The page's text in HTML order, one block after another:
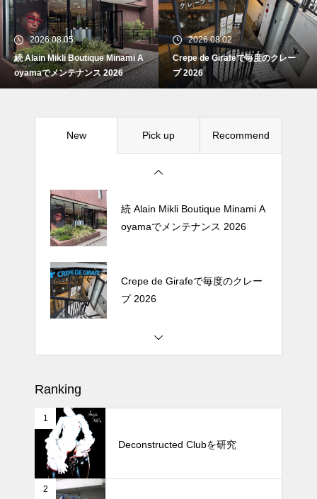
2026.08.05
続 Alain Mikli Boutique Minami A
oyamaでメンテナンス 2026
2026.08.02
Crepe de Girafeで毎度のクレー
プ 2026
New Pick up Recommend
oyamaでメンテナンス 2026
Crepe de Girafeで毎度のクレー
プ 2026
続 Alain Mikli Boutique Minami A
oyamaでメンテナンス 2026
Crepe de Girafeで毎度のクレー
プ 2026
oyamaでメンテナンス 2026
Ranking
1
Deconstructed Clubを研究
2